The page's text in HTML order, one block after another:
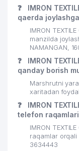
❓
IMRON
qaerda
IMRON
manzilda
NAMANGAN,
❓
IMRON
qanday borish
Marshrutni
xaritadan
❓
IMRON
telefon
IMRON
raqamlar orqali
3634443